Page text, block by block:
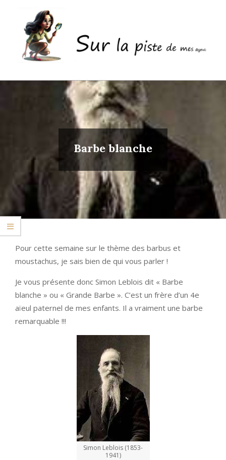
content
ayeuls
Primary
Barbe blanche
Pour cette semaine sur le thème des barbus et
moustachus, je sais bien de qui vous parler !
Je vous présente donc Simon Leblois dit « Barbe
blanche » ou « Grande Barbe ». C’est un frère d’un 4e
aïeul paternel de mes enfants. Il a vraiment une barbe
remarquable !!!
Simon Leblois (1853-
1941)